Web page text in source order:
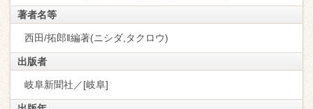
著者名等
西田/拓郎‖編著(ニシダ,タクロウ)
出版者
岐阜新聞社／[岐阜]